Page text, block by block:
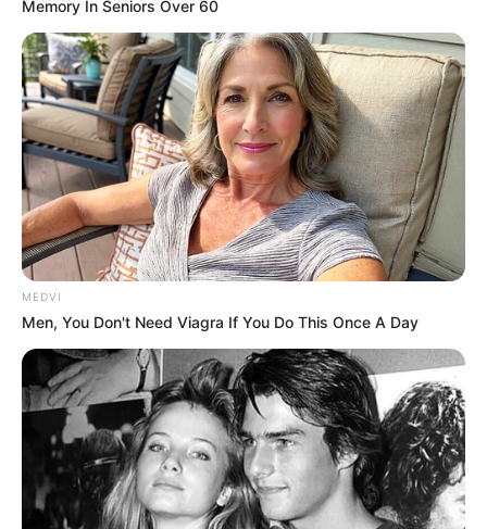
Memory In Seniors Over 60
MEDVI
Men, You Don't Need Viagra If You Do This Once A Day